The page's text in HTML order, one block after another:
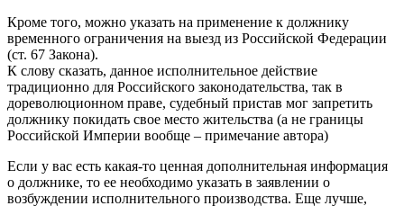
Кроме того, можно указать на применение к должнику
временного ограничения на выезд из Российской Федерации
(ст. 67 Закона).
К слову сказать, данное исполнительное действие
традиционно для Российского законодательства, так в
дореволюционном праве, судебный пристав мог запретить
должнику покидать свое место жительства (а не границы
Российской Империи вообще – примечание автора)
Если у вас есть какая-то ценная дополнительная информация
о должнике, то ее необходимо указать в заявлении о
возбуждении исполнительного производства. Еще лучше,